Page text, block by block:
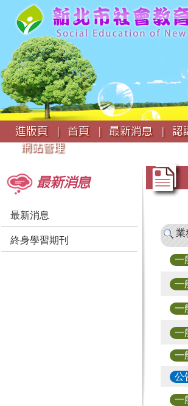
:::
進版頁 |
首頁 | 最新消息 | 認
網站管理
最新消息
最新消息
終身學習期刊
業
一
一
一
一
一
公
一